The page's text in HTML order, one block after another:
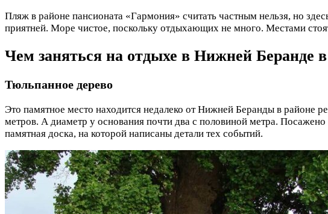
Пляж в районе пансионата «Гармония» считать частным нельзя, но
приятней. Море чистое, поскольку отдыхающих не много. Местами
Чем заняться на отдыхе в Нижней Беранде
Тюльпанное дерево
Это памятное место находится недалеко от Нижней Беранды в районе
метров. А диаметр у основания почти два с половиной метра.
памятная доска, на которой написаны детали тех событий.